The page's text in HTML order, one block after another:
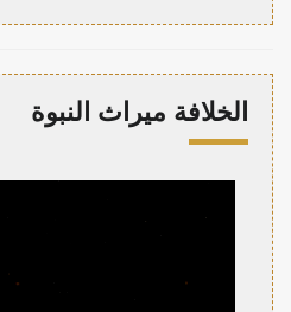
الخلافة ميراث النبوة